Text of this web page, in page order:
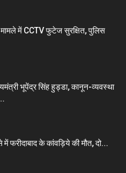
मामले में CCTV फुटेज सुरक्षित, पुलिस
भूपेंद्र सिंह हुड्डा, कानून-व्यवस्था
में फरीदाबाद के कांवड़िये की मौत, दो...